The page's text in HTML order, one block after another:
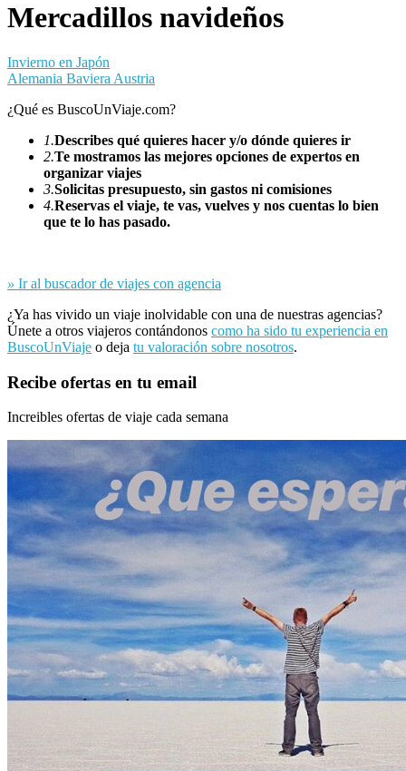
Mercadillos navideños
Invierno en Japón
Alemania Baviera Austria
¿Qué es BuscoUnViaje.com?
1.Describes qué quieres hacer y/o dónde quieres ir
2.Te mostramos las mejores opciones de expertos en
organizar viajes
3.Solicitas presupuesto, sin gastos ni comisiones
4.Reservas el viaje, te vas, vuelves y nos cuentas lo bien
que te lo has pasado.
» Ir al buscador de viajes con agencia
¿Ya has vivido un viaje inolvidable con una de nuestras agencias?
Únete a otros viajeros contándonos como ha sido tu experiencia en
BuscoUnViaje o deja tu valoración sobre nosotros.
Recibe ofertas en tu email
Increibles ofertas de viaje cada semana